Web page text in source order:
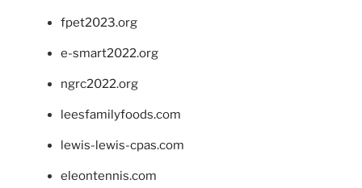
fpet2023.org
e-smart2022.org
ngrc2022.org
leesfamilyfoods.com
lewis-lewis-cpas.com
eleontennis.com